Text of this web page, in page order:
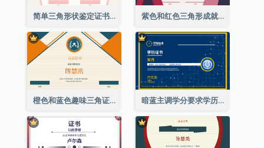
简单三角形状鉴定证书 紫色和红色三角形成就证书
橙色和蓝色趣味三角证书 暗蓝主调学分要求学历证书